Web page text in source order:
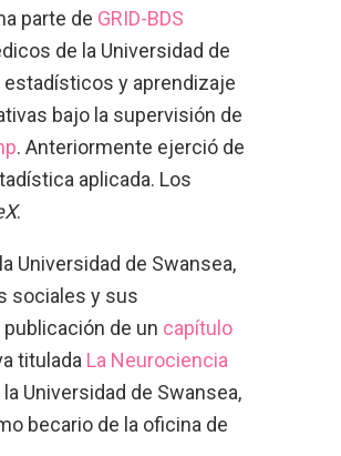
parte de GRID-BDS
de la Universidad de
y aprendizaje
bajo la supervisión de
. Anteriormente ejerció de
aplicada. Los
.
Universidad de Swansea,
sociales y sus
de un capítulo
titulada La Neurociencia
Universidad de Swansea,
becario de la oficina de